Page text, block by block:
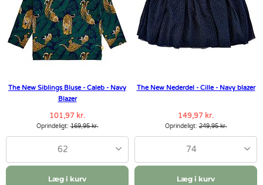
The New Siblings Bluse - Caleb - Navy
Blazer
101,97 kr.
Oprindeligt:169,95 kr.
62
Læg i kurv
The New Nederdel - Cille - Navy blazer
149,97 kr.
Oprindeligt:249,95 kr.
74
Læg i kurv